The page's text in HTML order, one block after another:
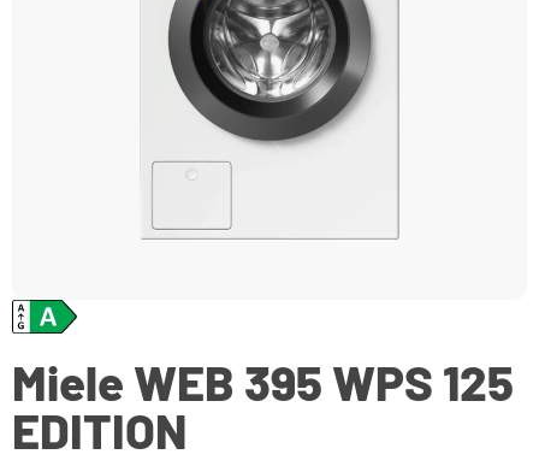
Miele WEB 395 WPS 125
EDITION